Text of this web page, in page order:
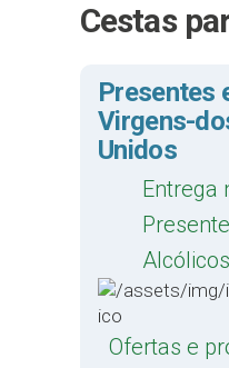
Cestas
Presentes
Virgens-
Unidos
Entrega
Alcólicos
Ofertas e